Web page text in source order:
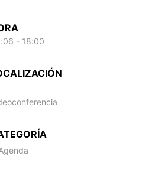
- 18:00